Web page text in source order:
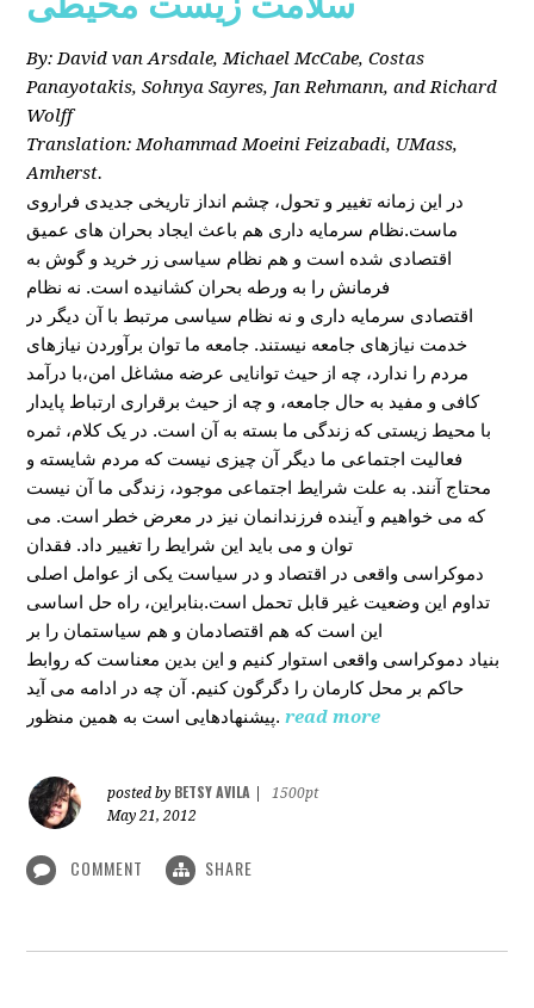
By: David van Arsdale, Michael McCabe, Costas
Panayotakis, Sohnya Sayres, Jan Rehmann, and Richard
Wolff
Translation: Mohammad Moeini Feizabadi, UMass,
Amherst.
در این زمانه تغییر و تحول، چشم انداز تاریخی جدیدی فراروی
ماست.نظام سرمایه داری هم باعث ایجاد بحران های عمیق
اقتصادی شده است و هم نظام سیاسی زر خرید و گوش به
فرمانش را به ورطه بحران کشانیده است. نه نظام
اقتصادی سرمایه داری و نه نظام سیاسی مرتبط با آن دیگر در
خدمت نیازهای جامعه نیستند. جامعه ما توان برآوردن نیازهای
مردم را ندارد، چه از حیث توانایی عرضه مشاغل امن،با درآمد
کافی و مفید به حال جامعه، و چه از حیث برقراری ارتباط پایدار
با محیط زیستی که زندگی ما بسته به آن است. در یک کلام، ثمره
فعالیت اجتماعی ما دیگر آن چیزی نیست که مردم شایسته و
محتاج آنند. به علت شرایط اجتماعی موجود، زندگی ما آن نیست
که می خواهیم و آینده فرزندانمان نیز در معرض خطر است. می
توان و می باید این شرایط را تغییر داد. فقدان
دموکراسی واقعی در اقتصاد و در سیاست یکی از عوامل اصلی
تداوم این وضعیت غیر قابل تحمل است.بنابراین، راه حل اساسی
این است که هم اقتصادمان و هم سیاستمان را بر
بنیاد دموکراسی واقعی استوار کنیم و این بدین معناست که روابط
حاکم بر محل کارمان را دگرگون کنیم. آن چه در ادامه می آید
پیشنهادهایی است به همین منظور. read more
posted by BETSY AVILA
1500pt
May 21, 2012
COMMENT SHARE